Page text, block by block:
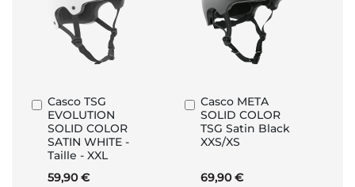
Casco TSG
EVOLUTION
SOLID COLOR
SATIN WHITE -
Taille - XXL
59,90 €
Aggiungi
al
Carrello
Casco META
SOLID COLOR
TSG Satin Black
XXS/XS
69,90 €
Aggiungi
al
Carrello